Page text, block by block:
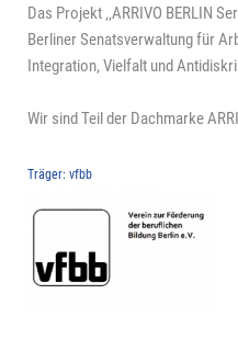
Das Projekt ‚‚ARRIVO BERLIN
Berliner Senatsverwaltung für
Integration, Vielfalt und
Wir sind Teil der Dachmarke
Träger: vfbb